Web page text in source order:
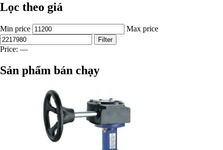
Lọc theo giá
Min price Max price
Filter
Price: —
Sản phẩm bán chạy